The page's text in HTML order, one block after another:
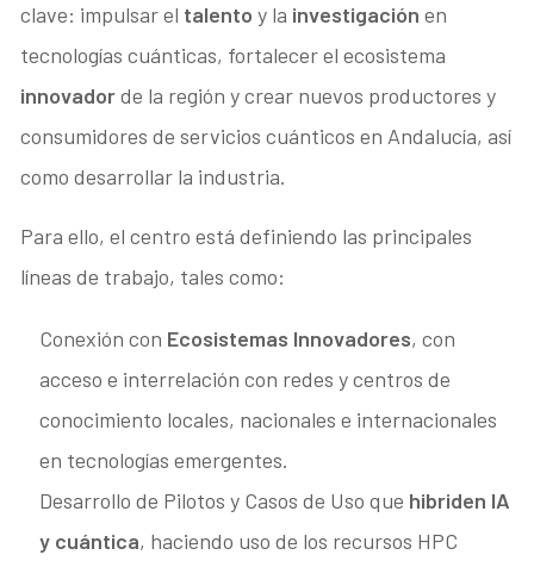
clave: impulsar el talentoy la investigaciónen
tecnologías cuánticas, fortalecer el ecosistema
innovadorde la región y crear nuevos productores y
consumidores de servicios cuánticos en Andalucía, así
como desarrollar la industria.
Para ello, el centro está definiendo las principales
líneas de trabajo, tales como:
Conexión con Ecosistemas Innovadores, con
acceso e interrelación con redes y centros de
conocimiento locales, nacionales e internacionales
en tecnologías emergentes.
Desarrollo de Pilotos y Casos de Uso que hibriden IA
y cuántica, haciendo uso de los recursos HPC